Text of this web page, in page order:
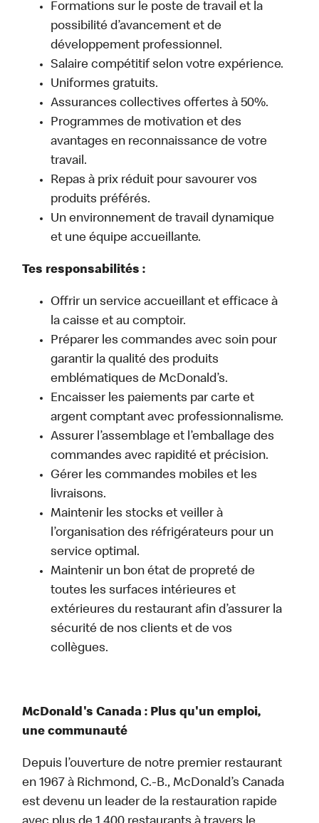
Formations sur le poste de travail et la
possibilité d’avancement et de
développement professionnel.
Salaire compétitif selon votre expérience.
Uniformes gratuits.
Assurances collectives offertes à 50%.
Programmes de motivation et des
avantages en reconnaissance de votre
travail.
Repas à prix réduit pour savourer vos
produits préférés.
Un environnement de travail dynamique
et une équipe accueillante.
Tes responsabilités :
Offrir un service accueillant et efficace à
la caisse et au comptoir.
Préparer les commandes avec soin pour
garantir la qualité des produits
emblématiques de McDonald’s.
Encaisser les paiements par carte et
argent comptant avec professionnalisme.
Assurer l’assemblage et l’emballage des
commandes avec rapidité et précision.
Gérer les commandes mobiles et les
livraisons.
Maintenir les stocks et veiller à
l’organisation des réfrigérateurs pour un
service optimal.
Maintenir un bon état de propreté de
toutes les surfaces intérieures et
extérieures du restaurant afin d’assurer la
sécurité de nos clients et de vos
collègues.
McDonald's Canada : Plus qu'un emploi,
une communauté
Depuis l’ouverture de notre premier restaurant
en 1967 à Richmond, C.-B., McDonald’s Canada
est devenu un leader de la restauration rapide